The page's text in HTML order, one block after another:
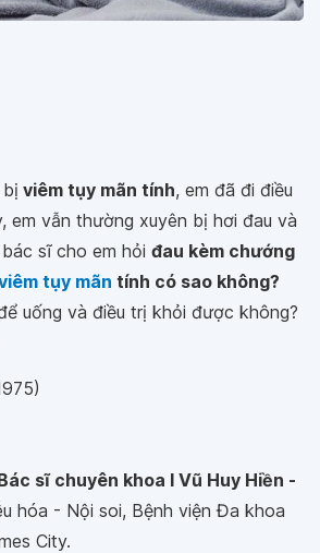
bị viêm tụy mãn tính, em đã đi điều
em vẫn thường xuyên bị hơi đau và
sĩ cho em hỏi đau kèm chướng
tụy mãn tính có sao không?
uống và điều trị khỏi được không?
sĩ chuyên khoa I Vũ Huy Hiền -
hóa - Nội soi, Bệnh viện Đa khoa
City.